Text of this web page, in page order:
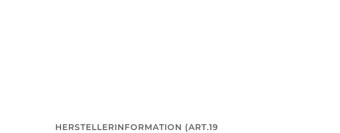
HERSTELLERINFORMATION (ART.19